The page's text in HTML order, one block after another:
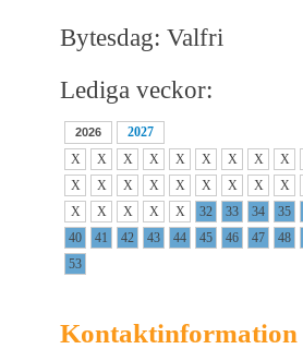
Bytesdag: Valfri
Lediga veckor:
2026
2027
X
X X X X X X X X
X
X X X X X X X X
X
X X X X 32 33 34 35
40
41 42 43 44 45 46 47 48
53
Kontaktinformation